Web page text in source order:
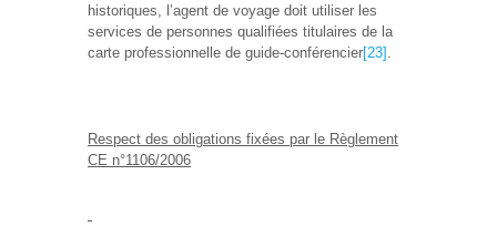
historiques, l’agent de voyage doit utiliser les
services de personnes qualifiées titulaires de la
carte professionnelle de guide-conférencier[23]
Respect des obligations fixées par le Règlement
CE n°1106/2006